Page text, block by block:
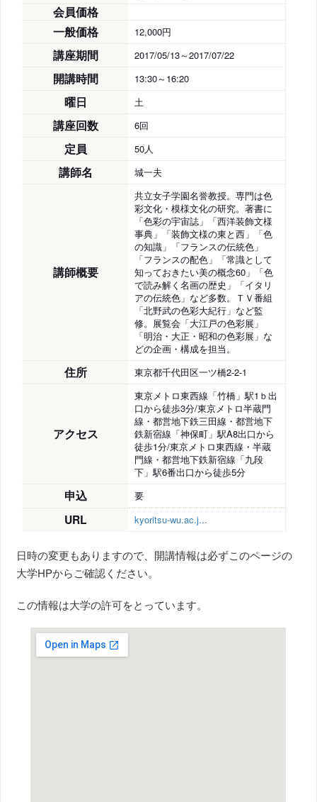
会員価格
一般価格
12,000円
講座期間 2017/05/13～2017/07/22
開講時間 13:30～16:20
曜日 土
講座回数 6回
定員 50人
講師名 城一夫
講師概要
共立女子学園名誉教授。専門は色
彩文化・模様文化の研究。著書に
「色彩の宇宙誌」「西洋装飾文様
事典」「装飾文様の東と西」「色
の知識」「フランスの伝統色」
「フランスの配色」「常識として
知っておきたい美の概念60」「色
で読み解く名画の歴史」「イタリ
アの伝統色」など多数。ＴＶ番組
「北野武の色彩大紀行」など監
修。展覧会「大江戸の色彩展」
「明治・大正・昭和の色彩展」な
どの企画・構成を担当。
住所 東京都千代田区一ツ橋2-2-1
アクセス
東京メトロ東西線「竹橋」駅1ｂ出
口から徒歩3分/東京メトロ半蔵門
線・都営地下鉄三田線・都営地下
鉄新宿線「神保町」駅A8出口から
徒歩1分/東京メトロ東西線・半蔵
門線・都営地下鉄新宿線「九段
下」駅6番出口から徒歩5分
申込 要
URL kyoritsu-wu.ac.j...
日時の変更もありますので、開講情報は必ずこのページの
大学HPからご確認ください。
この情報は大学の許可をとっています。